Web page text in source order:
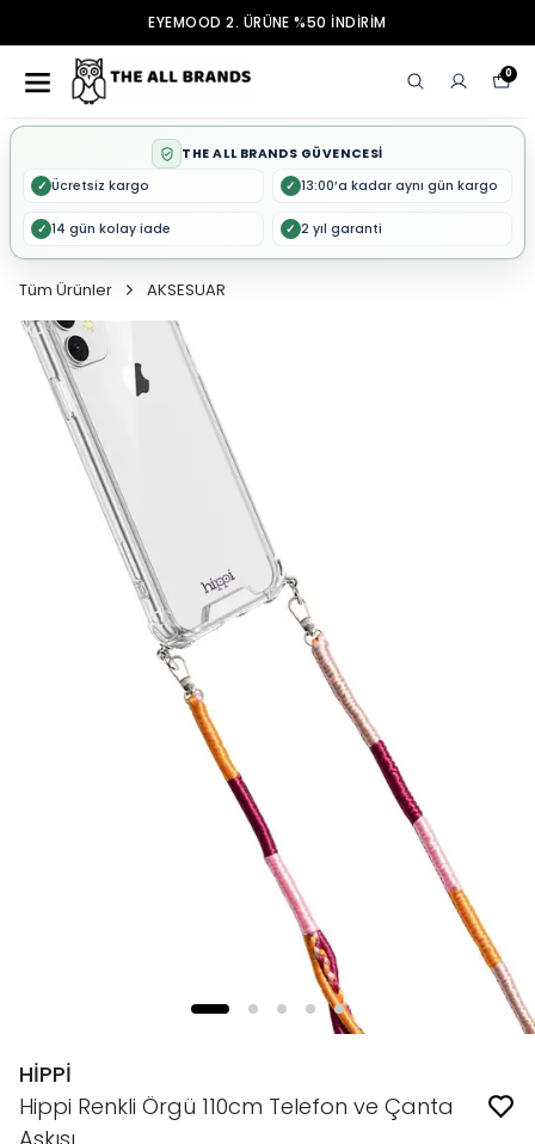
EYEMOOD 2. ÜRÜNE %50 İNDİRİM
0
THE ALL BRANDS GÜVENCESİ
✓ Ücretsiz kargo ✓ 13:00’a kadar aynı gün kargo
✓ 14 gün kolay iade ✓ 2 yıl garanti
Tüm Ürünler AKSESUAR
HİPPİ
Hippi Renkli Örgü 110cm Telefon ve Çanta